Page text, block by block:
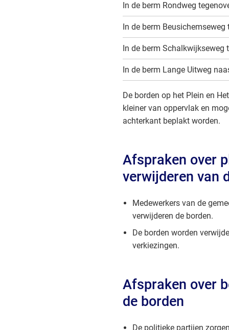
In de berm Rondweg
In de berm Beusichemseweg
In de berm Schalkwijkseweg
In de berm Lange Uitweg
De borden op het Plein en
kleiner van oppervlak en
achterkant beplakt worden.
Afspraken over
verwijderen van
Medewerkers van de
verwijderen de borden.
De borden worden
verkiezingen.
Afspraken over
de borden
De politieke partijen